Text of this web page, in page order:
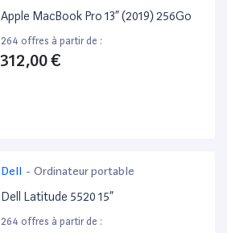
Apple MacBook Pro 13” (2019) 256Go
264 offres à partir de :
312,00 €
Dell - Ordinateur portable
Dell Latitude 5520 15”
264 offres à partir de :